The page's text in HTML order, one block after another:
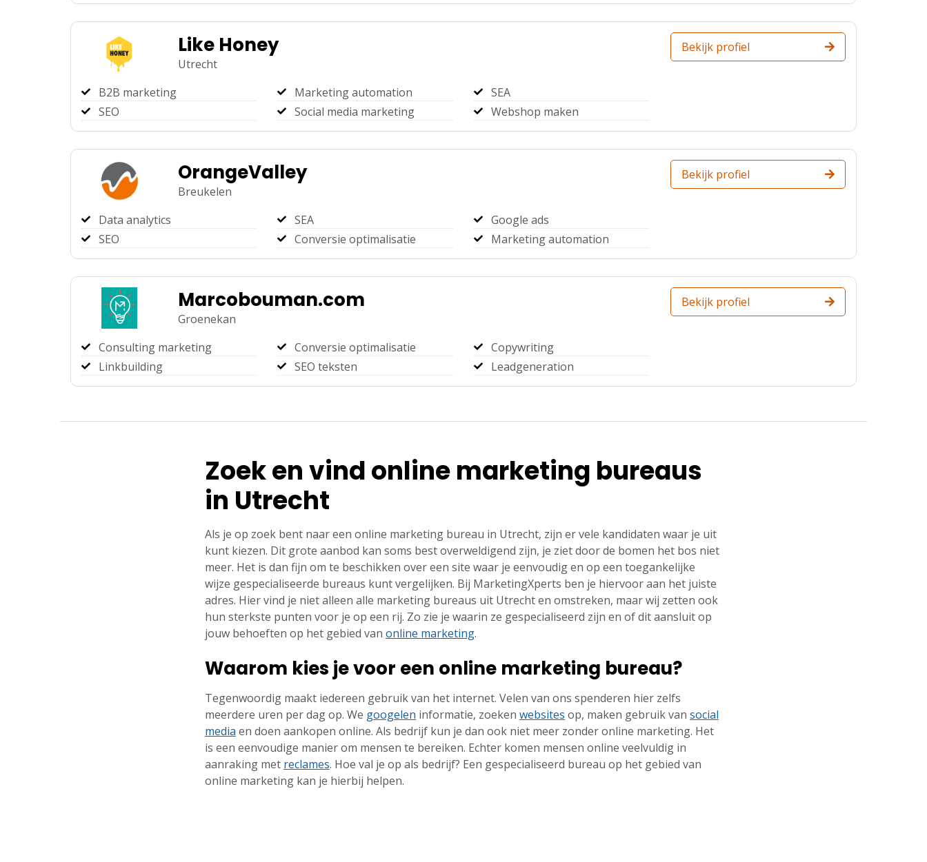
Like Honey
Utrecht
B2B marketing
Marketing automation
SEA
SEO
Social media marketing Webshop maken
Bekijk profiel
OrangeValley
Breukelen
Data analytics
SEA
Google ads
SEO
Conversie optimalisatie Marketing automation
Bekijk profiel
Marcobouman.com
Groenekan
Consulting marketing
Conversie optimalisatie
Copywriting
Linkbuilding
SEO teksten Leadgeneration
Bekijk profiel
Zoek en vind online marketing bureaus
in Utrecht
Als je op zoek bent naar een online marketing bureau in Utrecht, zijn er vele kandidaten waar je uit
kunt kiezen. Dit grote aanbod kan soms best overweldigend zijn, je ziet door de bomen het bos niet
meer. Het is dan fijn om te beschikken over een site waar je eenvoudig en op een toegankelijke
wijze gespecialiseerde bureaus kunt vergelijken. Bij MarketingXperts ben je hiervoor aan het juiste
adres. Hier vind je niet alleen alle marketing bureaus uit Utrecht en omstreken, maar wij zetten ook
hun sterkste punten voor je op een rij. Zo zie je waarin ze gespecialiseerd zijn en of dit aansluit op
jouw behoeften op het gebied van online marketing.
Waarom kies je voor een online marketing bureau?
Tegenwoordig maakt iedereen gebruik van het internet. Velen van ons spenderen hier zelfs
meerdere uren per dag op. We googelen informatie, zoeken websites op, maken gebruik van social
media en doen aankopen online. Als bedrijf kun je dan ook niet meer zonder online marketing. Het
is een eenvoudige manier om mensen te bereiken. Echter komen mensen online veelvuldig in
aanraking met reclames. Hoe val je op als bedrijf? Een gespecialiseerd bureau op het gebied van
online marketing kan je hierbij helpen.